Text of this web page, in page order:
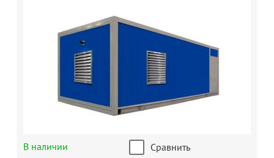
В наличии
Сравнить